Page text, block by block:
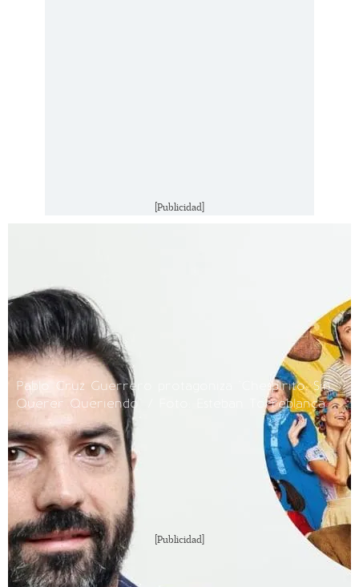
[Publicidad]
Pablo Cruz Guerrero protagoniza "Chespirito: Sin
Querer Queriendo" / Foto: Esteban Torreblanca
[Publicidad]